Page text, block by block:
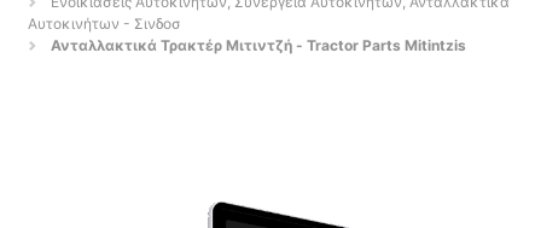
Αυτοκινήτων - Σινδοσ
Ανταλλακτικά Τρακτέρ Μιτιντζή - Tractor Parts Mitintzis